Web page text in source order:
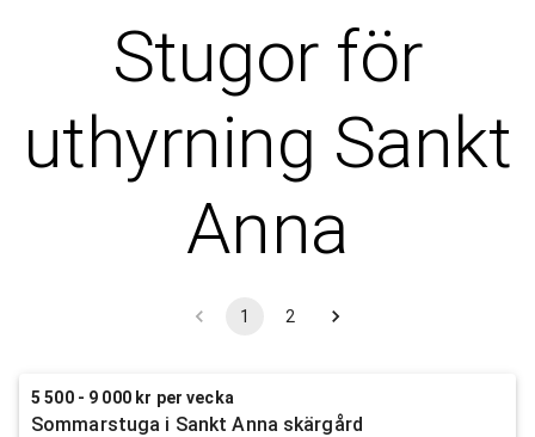
Stugor för
uthyrning Sankt
Anna
1 2
5 500 - 9 000 kr per vecka
Sommarstuga i Sankt Anna skärgård